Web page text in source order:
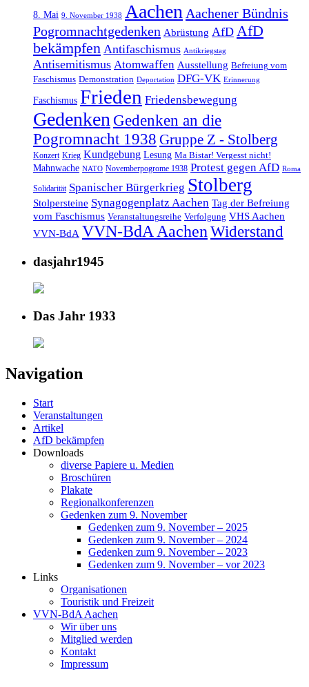
8. Mai 9. November 1938 Aachen Aachener Bündnis
Pogromnachtgedenken Abrüstung AfD AfD
bekämpfen Antifaschismus Antikriegstag
Antisemitismus Atomwaffen Ausstellung Befreiung vom
Faschismus Demonstration Deportation DFG-VK Erinnerung
Faschismus Frieden Friedensbewegung
Gedenken Gedenken an die
Pogromnacht 1938 Gruppe Z - Stolberg
Konzert Krieg Kundgebung Lesung Ma Bistar! Vergesst nicht!
Mahnwache NATO Novemberpogrome 1938 Protest gegen AfD Roma
Solidarität Spanischer Bürgerkrieg Stolberg
Stolpersteine Synagogenplatz Aachen Tag der Befreiung
vom Faschismus Veranstaltungsreihe Verfolgung VHS Aachen
VVN-BdA VVN-BdA AachenWiderstand
dasjahr1945
Das Jahr 1933
Navigation
Start
Veranstaltungen
Artikel
AfD bekämpfen
Downloads
diverse Papiere u. Medien
Broschüren
Plakate
Regionalkonferenzen
Gedenken zum 9. November
Gedenken zum 9. November – 2025
Gedenken zum 9. November – 2024
Gedenken zum 9. November – 2023
Gedenken zum 9. November – vor 2023
Links
Organisationen
Touristik und Freizeit
VVN-BdA Aachen
Wir über uns
Mitglied werden
Kontakt
Impressum